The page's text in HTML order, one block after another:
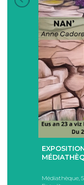
Médiathèque,